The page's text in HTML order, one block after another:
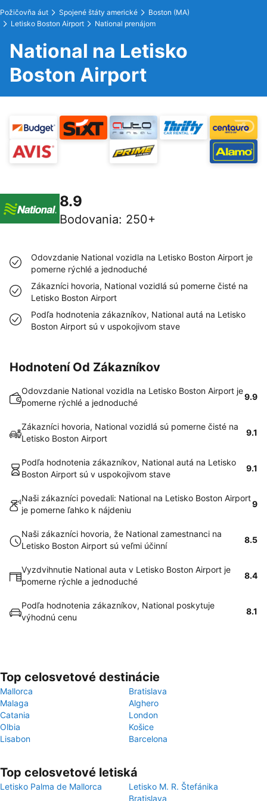
Požičovňa áut Spojené štáty americké
Boston (MA)
Letisko Boston Airport
National prenájom
National na Letisko
Boston Airport
8.9
Bodovania: 250+
Odovzdanie National vozidla na Letisko Boston Airport je
pomerne rýchlé a jednoduché
Zákazníci hovoria, National vozidlá sú pomerne čisté na
Letisko Boston Airport
Podľa hodnotenia zákazníkov, National autá na Letisko
Boston Airport sú v uspokojivom stave
Hodnotení Od Zákazníkov
Odovzdanie National vozidla na Letisko Boston Airport je
pomerne rýchlé a jednoduché
9.9
Zákazníci hovoria, National vozidlá sú pomerne čisté na
Letisko Boston Airport
9.1
Podľa hodnotenia zákazníkov, National autá na Letisko
Boston Airport sú v uspokojivom stave
9.1
Naši zákazníci povedali: National na Letisko Boston Airport
je pomerne ľahko k nájdeniu
9
Naši zákazníci hovoria, že National zamestnanci na
Letisko Boston Airport sú veľmi účinní
8.5
Vyzdvihnutie National auta v Letisko Boston Airport je
pomerne rýchle a jednoduché
8.4
Podľa hodnotenia zákazníkov, National poskytuje
výhodnú cenu
8.1
Top celosvetové destinácie
Mallorca
Bratislava
Malaga
Alghero
Catania
London
Olbia
Košice
Lisabon
Barcelona
Top celosvetové letiská
Letisko Palma de Mallorca
Letisko M. R. Štefánika
Bratislava